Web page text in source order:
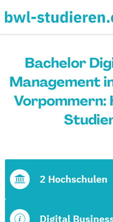
Bachelor
Management
Vorpommern:
Digital
2 Hochschulen